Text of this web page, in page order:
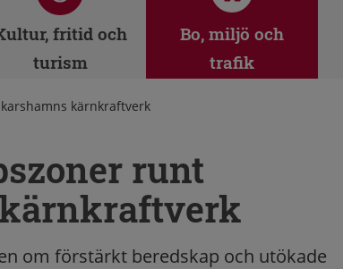
fritid och
turism
Bo, miljö och
trafik
kärnkraftverk
runt
om förstärkt beredskap och utökade